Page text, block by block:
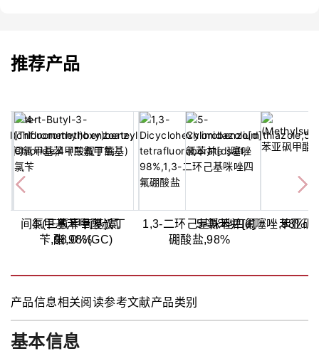
推荐产品
间氯甲基苯甲酸叔丁
酯,98%
4-(三氟甲氧基)氯
苄,98.0%(GC)
1,3-二环己基咪唑四氟
硼酸盐,98%
苯亚砜
5-氯苯并[d]噻唑,98%
产品信息相关阅读参考文献产品类别
基本信息